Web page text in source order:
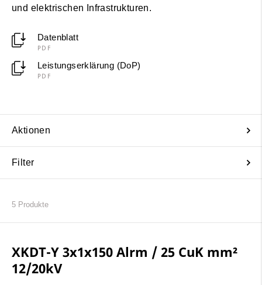
und elektrischen Infrastrukturen.
Datenblatt
PDF
Leistungserklärung (DoP)
PDF
Aktionen
Filter
5 Produkte
XKDT-Y 3x1x150 Alrm / 25 CuK mm²
12/20kV